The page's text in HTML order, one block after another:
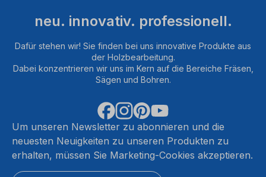
neu. innovativ. professionell.
Dafür stehen wir! Sie finden bei uns innovative Produkte aus
der Holzbearbeitung.
Dabei konzentrieren wir uns im Kern auf die Bereiche Fräsen,
Sägen und Bohren.
Um unseren Newsletter zu abonnieren und die
neuesten Neuigkeiten zu unseren Produkten zu
erhalten, müssen Sie Marketing-Cookies akzeptieren.